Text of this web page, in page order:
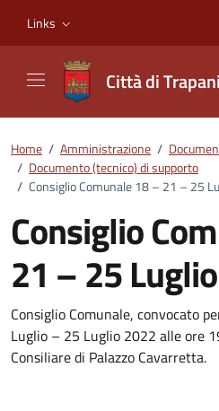
Links
Città di Trapani
Home / Amministrazione /
/ Documento (tecnico) di supporto
/ Consiglio Comunale 18 – 21 – 25
Consiglio
21 – 25
Dettagli del
Consiglio Comunale, convocato
Luglio – 25 Luglio 2022 alle ore
Consiliare di Palazzo Cavarretta.